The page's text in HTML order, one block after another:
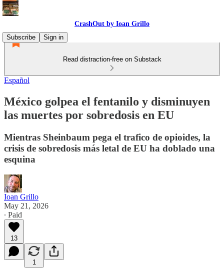
CrashOut by Ioan Grillo
Subscribe
Sign in
Read distraction-free on Substack
Español
México golpea el fentanilo y disminuyen
las muertes por sobredosis en EU
Mientras Sheinbaum pega el trafico de opioides, la
crisis de sobredosis más letal de EU ha doblado una
esquina
Ioan Grillo
May 21, 2026
∙ Paid
13
1